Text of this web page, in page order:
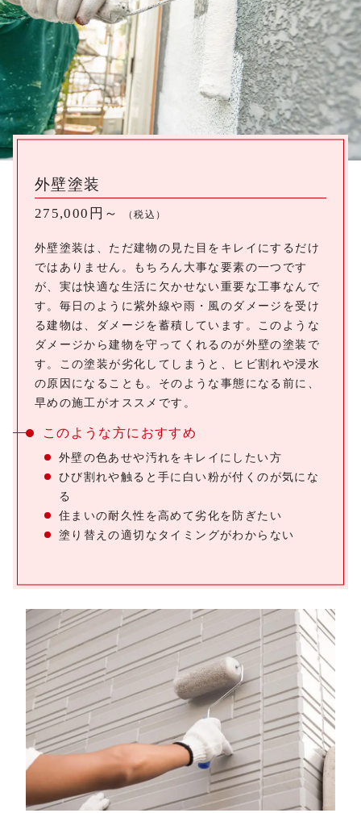
外壁塗装
275,000円～ （税込）
外壁塗装は、ただ建物の見た目をキレイにするだけ
ではありません。もちろん大事な要素の一つです
が、実は快適な生活に欠かせない重要な工事なんで
す。毎日のように紫外線や雨・風のダメージを受け
る建物は、ダメージを蓄積しています。このような
ダメージから建物を守ってくれるのが外壁の塗装で
す。この塗装が劣化してしまうと、ヒビ割れや浸水
の原因になることも。そのような事態になる前に、
早めの施工がオススメです。
このような方におすすめ
外壁の色あせや汚れをキレイにしたい方
ひび割れや触ると手に白い粉が付くのが気にな
る
住まいの耐久性を高めて劣化を防ぎたい
塗り替えの適切なタイミングがわからない